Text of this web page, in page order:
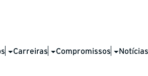
Carreiras Compromissos Notícias